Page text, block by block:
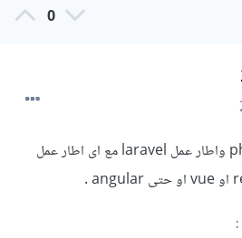
0
نعم بالفعل يمكن استخدام php واطار عمل laravel مع اى اطار عمل